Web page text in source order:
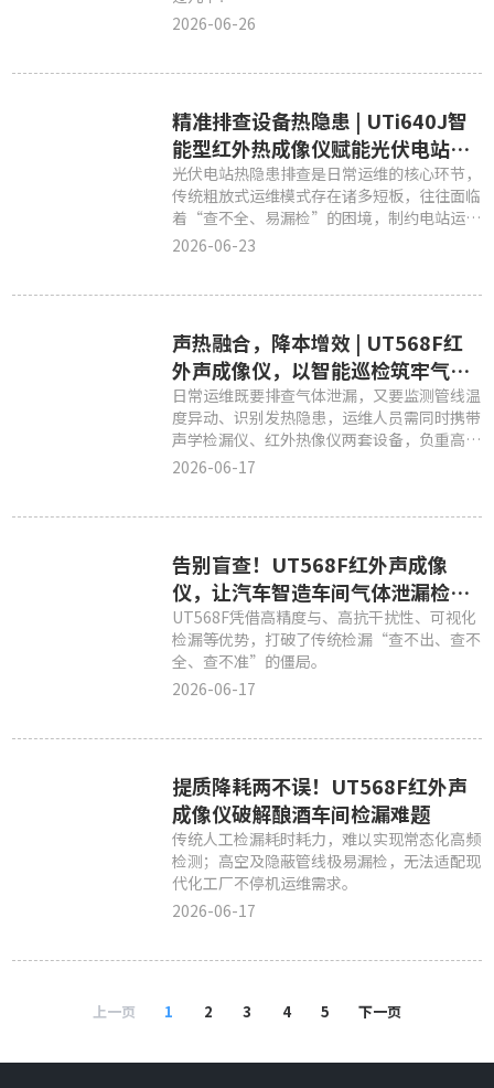
2026-06-26
​精准排查设备热隐患 | UTi640J智
能型红外热成像仪赋能光伏电站高
效运维
光伏电站热隐患排查是日常运维的核心环节，
传统粗放式运维模式存在诸多短板，往往面临
着“查不全、易漏检”的困境，制约电站运维
效率与运行安全性。
2026-06-23
声热融合，降本增效 | UT568F红
外声成像仪，以智能巡检筑牢气体
厂区安全屏障
日常运维既要排查气体泄漏，又要监测管线温
度异动、识别发热隐患，运维人员需同时携带
声学检漏仪、红外热像仪两套设备，负重高、
频繁切换工具，整体巡检效率低下。
2026-06-17
告别盲查！UT568F红外声成像
仪，让汽车智造车间气体泄漏检测
更智能高效
UT568F凭借高精度与、高抗干扰性、可视化
检漏等优势，打破了传统检漏“查不出、查不
全、查不准”的僵局。
2026-06-17
提质降耗两不误！UT568F红外声
成像仪破解酿酒车间检漏难题
传统人工检漏耗时耗力，难以实现常态化高频
检测；高空及隐蔽管线极易漏检，无法适配现
代化工厂不停机运维需求。
2026-06-17
上一页 1 2 3 4 5 下一页